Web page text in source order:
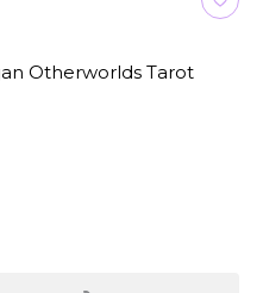
Otherworlds Tarot